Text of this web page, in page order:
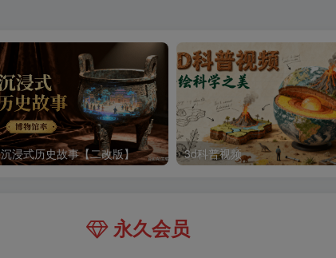
沉浸式历史故事【二改版】 3d科普视频
永久会员